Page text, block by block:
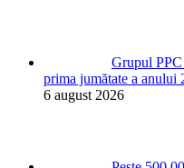
Grupul PPC
prima jumătate a anului
6 august 2026